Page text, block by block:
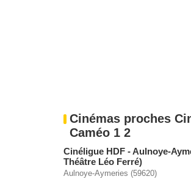
Cinémas proches
Caméo 1 2
Cinéligue HDF - Aulnoye-
Théâtre Léo Ferré)
Aulnoye-Aymeries (59620)